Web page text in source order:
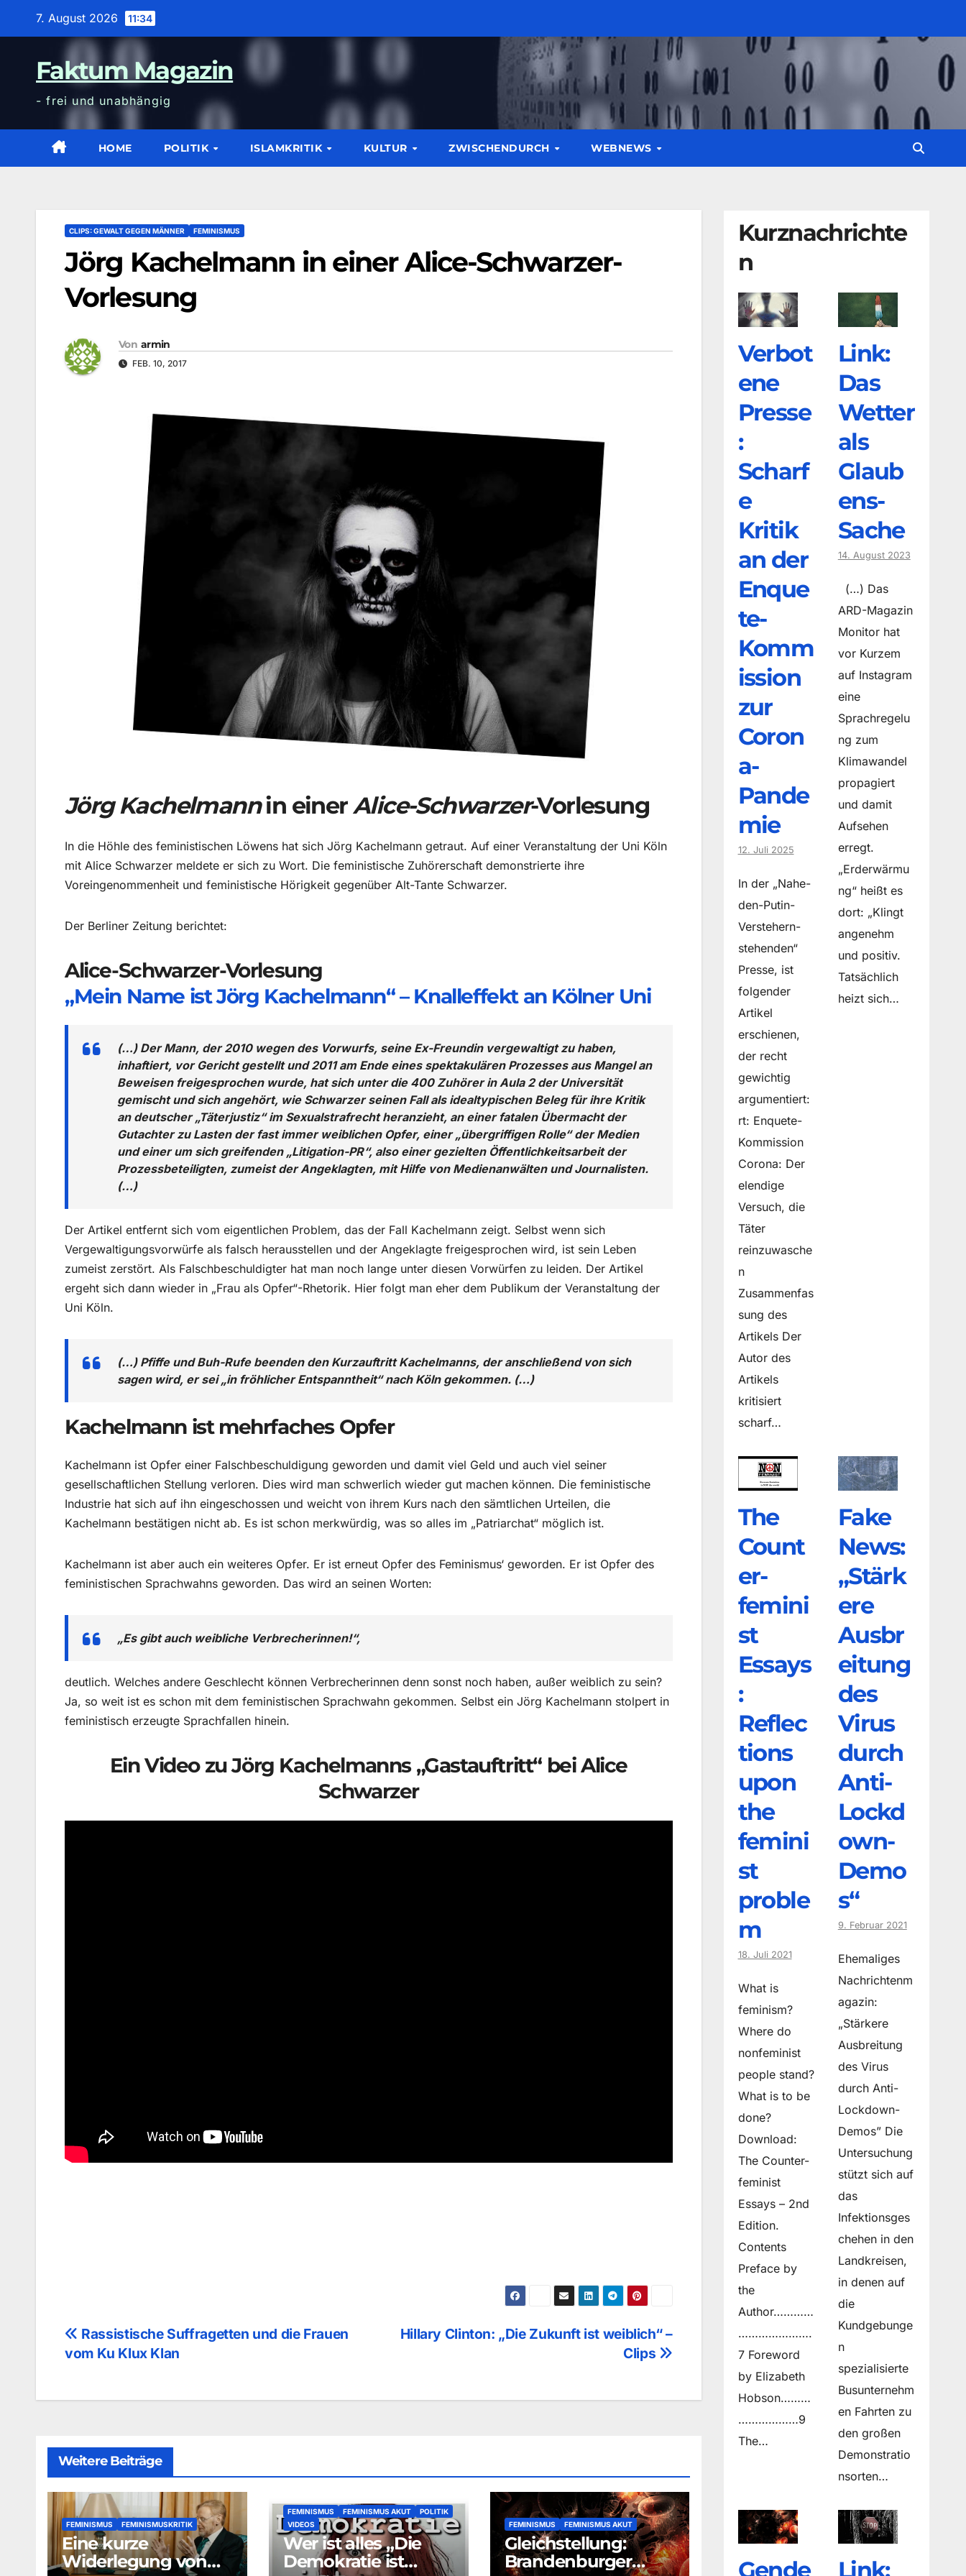
7. August 2026 11:34
Faktum Magazin
- frei und unabhängig
HOME POLITIK ISLAMKRITIK KULTUR ZWISCHENDURCH WEBNEWS
CLIPS: GEWALT GEGEN MÄNNER FEMINISMUS
Jörg Kachelmann in einer Alice-Schwarzer-
Vorlesung
Von armin
FEB. 10, 2017
Jörg Kachelmannin einerAlice-Schwarzer-Vorlesung
In die Höhle des feministischen Löwens hat sich Jörg Kachelmann getraut. Auf einer Veranstaltung der Uni Köln
mit Alice Schwarzer meldete er sich zu Wort. Die feministische Zuhörerschaft demonstrierte ihre
Voreingenommenheit und feministische Hörigkeit gegenüber Alt-Tante Schwarzer.
Der Berliner Zeitung berichtet:
Alice-Schwarzer-Vorlesung
„Mein Name ist Jörg Kachelmann“ – Knalleffekt an Kölner Uni
(…) Der Mann, der 2010 wegen des Vorwurfs, seine Ex-Freundin vergewaltigt zu haben,
inhaftiert, vor Gericht gestellt und 2011 am Ende eines spektakulären Prozesses aus Mangel an
Beweisen freigesprochen wurde, hat sich unter die 400 Zuhörer in Aula 2 der Universität
gemischt und sich angehört, wie Schwarzer seinen Fall als idealtypischen Beleg für ihre Kritik
an deutscher „Täterjustiz“ im Sexualstrafrecht heranzieht, an einer fatalen Übermacht der
Gutachter zu Lasten der fast immer weiblichen Opfer, einer „übergriffigen Rolle“ der Medien
und einer um sich greifenden „Litigation-PR“, also einer gezielten Öffentlichkeitsarbeit der
Prozessbeteiligten, zumeist der Angeklagten, mit Hilfe von Medienanwälten und Journalisten.
(…)
Der Artikel entfernt sich vom eigentlichen Problem, das der Fall Kachelmann zeigt. Selbst wenn sich
Vergewaltigungsvorwürfe als falsch herausstellen und der Angeklagte freigesprochen wird, ist sein Leben
zumeist zerstört. Als Falschbeschuldigter hat man noch lange unter diesen Vorwürfen zu leiden. Der Artikel
ergeht sich dann wieder in „Frau als Opfer“-Rhetorik. Hier folgt man eher dem Publikum der Veranstaltung der
Uni Köln.
(…) Pfiffe und Buh-Rufe beenden den Kurzauftritt Kachelmanns, der anschließend von sich
sagen wird, er sei „in fröhlicher Entspanntheit“ nach Köln gekommen. (…)
Kachelmann ist mehrfaches Opfer
Kachelmann ist Opfer einer Falschbeschuldigung geworden und damit viel Geld und auch viel seiner
gesellschaftlichen Stellung verloren. Dies wird man schwerlich wieder gut machen können. Die feministische
Industrie hat sich auf ihn eingeschossen und weicht von ihrem Kurs nach den sämtlichen Urteilen, die
Kachelmann bestätigen nicht ab. Es ist schon merkwürdig, was so alles im „Patriarchat“ möglich ist.
Kachelmann ist aber auch ein weiteres Opfer. Er ist erneut Opfer des Feminismus‘ geworden. Er ist Opfer des
feministischen Sprachwahns geworden. Das wird an seinen Worten:
„Es gibt auch weibliche Verbrecherinnen!“,
deutlich. Welches andere Geschlecht können Verbrecherinnen denn sonst noch haben, außer weiblich zu sein?
Ja, so weit ist es schon mit dem feministischen Sprachwahn gekommen. Selbst ein Jörg Kachelmann stolpert in
feministisch erzeugte Sprachfallen hinein.
Ein Video zu Jörg Kachelmanns „Gastauftritt“ bei Alice
Schwarzer
Beitragsnavigation
Hillary Clinton: „Die Zukunft ist weiblich“ –
Clips
Rassistische Suffragetten und die Frauen
vom Ku Klux Klan
Weitere Beiträge
FEMINISMUS FEMINISMUSKRITIK
Eine kurze
Widerlegung von
FEMINISMUS FEMINISMUS AKUT
POLITIK
VIDEOS
Wer ist alles „Die
Demokratie ist
FEMINISMUS FEMINISMUS AKUT
Gleichstellung:
Brandenburger
Kurznachrichte
n
Verbot
ene
Presse
:
Scharf
e
Kritik
an der
Enque
te-
Komm
ission
zur
Coron
a-
Pande
mie
12. Juli 2025
In der „Nahe-
den-Putin-
Verstehern-
stehenden“
Presse, ist
folgender
Artikel
erschienen,
der recht
gewichtig
argumentiert:
rt: Enquete-
Kommission
Corona: Der
elendige
Versuch, die
Täter
reinzuwasche
n
Zusammenfas
sung des
Artikels Der
Autor des
Artikels
kritisiert
scharf…
Link:
Das
Wetter
als
Glaub
ens-
Sache
14. August 2023
(…) Das
ARD-Magazin
Monitor hat
vor Kurzem
auf Instagram
eine
Sprachregelu
ng zum
Klimawandel
propagiert
und damit
Aufsehen
erregt.
„Erderwärmu
ng“ heißt es
dort: „Klingt
angenehm
und positiv.
Tatsächlich
heizt sich…
The
Count
er­
femini
st
Essays
:
Reflec
tions
upon
the
femini
st
proble
m
18. Juli 2021
What is
feminism?
Where do
non­feminist
people stand?
What is to be
done?
Download:
The Counter-
feminist
Essays – 2nd
Edition.
Contents
Preface by
the
Author…………
………………….
7 Foreword
by Elizabeth
Hobson………
………………9
The…
Fake
News:
„Stärk
ere
Ausbr
eitung
des
Virus
durch
Anti-
Lockd
own-
Demo
s“
9. Februar 2021
Ehemaliges
Nachrichtenm
agazin:
„Stärkere
Ausbreitung
des Virus
durch Anti-
Lockdown-
Demos” Die
Untersuchung
stützt sich auf
das
Infektionsges
chehen in den
Landkreisen,
in denen auf
die
Kundgebunge
n
spezialisierte
Busunternehm
en Fahrten zu
den großen
Demonstratio
nsorten…
Gende Link: